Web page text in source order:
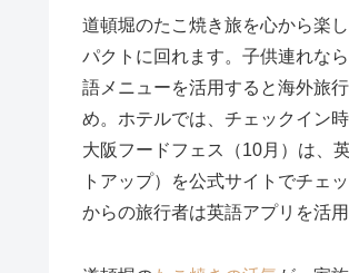
道頓堀のたこ焼き旅を心から楽
パクトに回れます。子供連れな
語メニューを活用すると海外旅
め。ホテルでは、チェックイン
大阪フードフェス（10月）は、
トアップ）を公式サイトでチェ
からの旅行者は英語アプリを活